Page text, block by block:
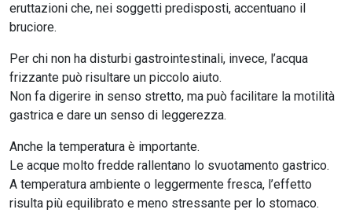
eruttazioni che, nei soggetti predisposti, accentuano il
bruciore.
Per chi non ha disturbi gastrointestinali, invece, l’acqua
frizzante può risultare un piccolo aiuto.
Non fa digerire in senso stretto, ma può facilitare la motilità
gastrica e dare un senso di leggerezza.
Anche la temperatura è importante.
Le acque molto fredde rallentano lo svuotamento gastrico.
A temperatura ambiente o leggermente fresca, l’effetto
risulta più equilibrato e meno stressante per lo stomaco.